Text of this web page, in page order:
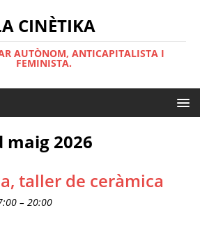
CINÈTIKA
AUTÒNOM, ANTICAPITALISTA I
FEMINISTA.
maig 2026
taller de ceràmica
– 20:00